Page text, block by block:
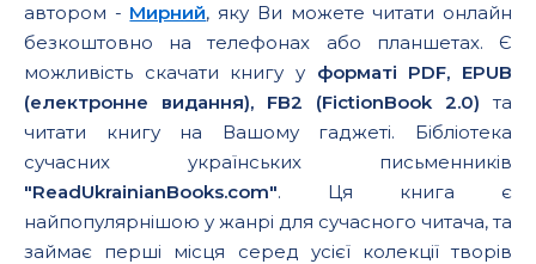
автором - Мирний, яку Ви можете читати онлайн
безкоштовно на телефонах або планшетах. Є
можливість скачати книгу у форматі PDF, EPUB
(електронне видання), FB2 (FictionBook 2.0) та
читати книгу на Вашому гаджеті. Бібліотека
сучасних українських письменників
"ReadUkrainianBooks.com". Ця книга є
найпопулярнішою у жанрі для сучасного читача, та
займає перші місця серед усієї колекції творів